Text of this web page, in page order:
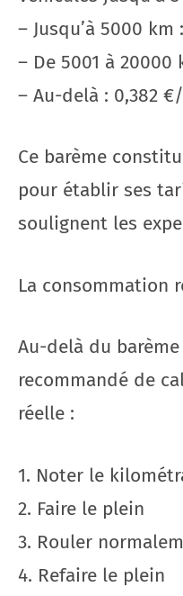
– Jusqu’à 5000
– De 5001 à 20000
– Au-delà : 0,382
Ce barème
pour établir ses
soulignent les
La consommation
Au-delà du
recommandé de
réelle :
1. Noter le
2. Faire le plein
3. Rouler
4. Refaire le plein